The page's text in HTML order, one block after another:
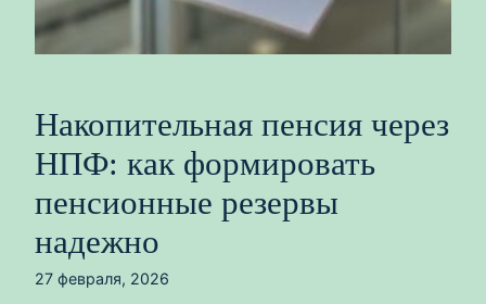
Накопительная пенсия через
НПФ: как формировать
пенсионные резервы
надежно
27 февраля, 2026